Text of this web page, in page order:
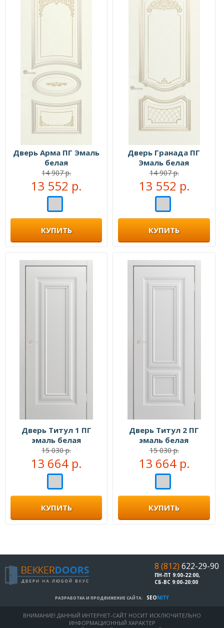
Дверь Арма ПГ Эмаль
белая
14 907 р.
13 552 р.
КУПИТЬ
Дверь Гранада ПГ
Эмаль белая
14 907 р.
13 552 р.
КУПИТЬ
Дверь Титул 1 ПГ
эмаль белая
15 030 р.
13 664 р.
КУПИТЬ
Дверь Титул 2 ПГ
эмаль белая
15 030 р.
13 664 р.
КУПИТЬ
8 (812) 622-29-90
ПН-ПТ 9:00-22:00,
СБ-ВС 9:00-20:00
РАЗРАБОТКА И ПРОДВИЖЕНИЕ САЙТА: SEONITY
ВНИМАНИЕ! ДАННЫЙ ИНТЕРНЕТ-САЙТ НОСИТ ИСКЛЮЧИТЕЛЬНО
ИНФОРМАЦИОННЫЙ ХАРАКТЕР